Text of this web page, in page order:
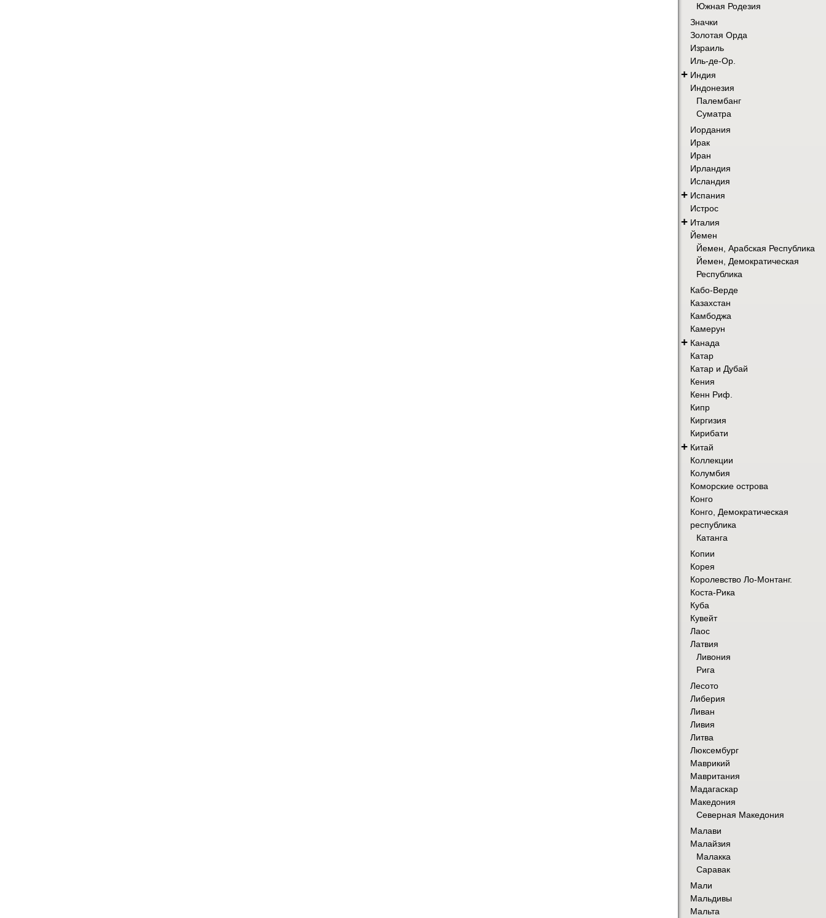
Южная Родезия
Значки
Золотая Орда
Израиль
Иль-де-Ор.
+ Индия
Индонезия
Палембанг
Суматра
Иордания
Ирак
Иран
Ирландия
Исландия
+ Испания
Истрос
+ Италия
Йемен
Йемен, Арабская Республика
Йемен, Демократическая
Республика
Кабо-Верде
Казахстан
Камбоджа
Камерун
+ Канада
Катар
Катар и Дубай
Кения
Кенн Риф.
Кипр
Киргизия
Кирибати
+ Китай
Коллекции
Колумбия
Коморские острова
Конго
Конго, Демократическая
республика
Катанга
Копии
Корея
Королевство Ло-Монтанг.
Коста-Рика
Куба
Кувейт
Лаос
Латвия
Ливония
Рига
Лесото
Либерия
Ливан
Ливия
Литва
Люксембург
Маврикий
Мавритания
Мадагаскар
Македония
Северная Македония
Малави
Малайзия
Малакка
Саравак
Мали
Мальдивы
Мальта